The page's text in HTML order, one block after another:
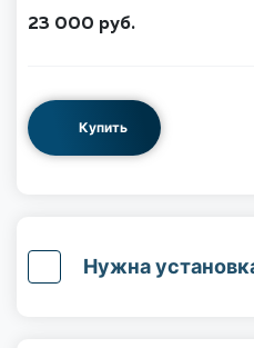
23 000 руб.
Купить
Нужна